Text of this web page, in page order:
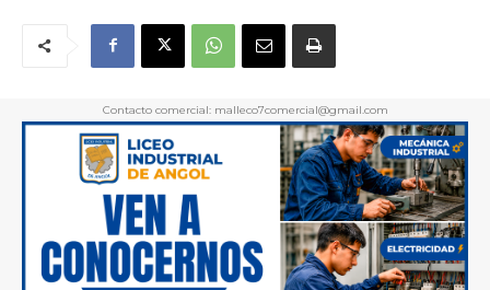
Contacto comercial: malleco7comercial@gmail.com